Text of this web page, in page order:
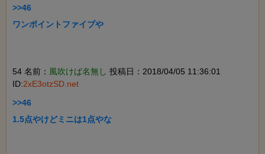
>>46
ワンポイントファイブや
54 名前： 風吹けば名無し 投稿日：2018/04/05 11:36:01
ID:2xE3otzSD.net
>>46
1.5点やけどミニは1点やな